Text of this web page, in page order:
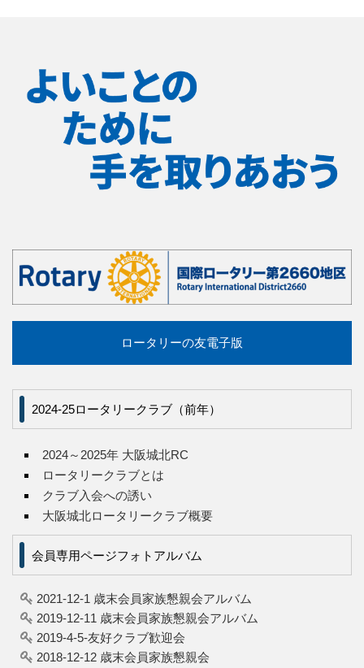
ロータリーの友電子版
2024-25ロータリークラブ（前年）
2024～2025年 大阪城北RC
ロータリークラブとは
クラブ入会への誘い
大阪城北ロータリークラブ概要
会員専用ページフォトアルバム
2021-12-1 歳末会員家族懇親会アルバム
2019-12-11 歳末会員家族懇親会アルバム
2019-4-5-友好クラブ歓迎会
2018-12-12 歳末会員家族懇親会